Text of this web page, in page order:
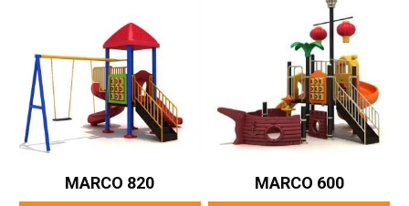
MARCO 820 MARCO 600